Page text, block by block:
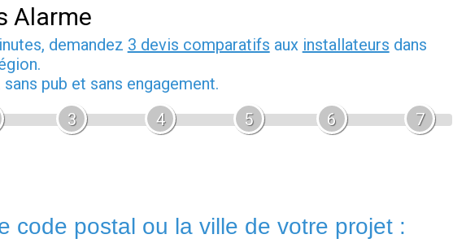
Alarme
demandez 3 devis comparatifs aux installateurs dans
sans pub et sans engagement.
3 4 5 6 7
code postal ou la ville de votre projet :